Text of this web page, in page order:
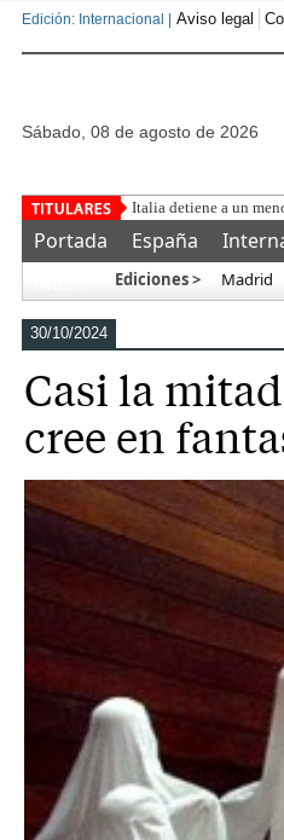
Edición: Internacional | Aviso legal
sábado, 08 de agosto de 2026
Una
Portada España
Ediciones > Madrid
30/10/2024
Casi la
cree en